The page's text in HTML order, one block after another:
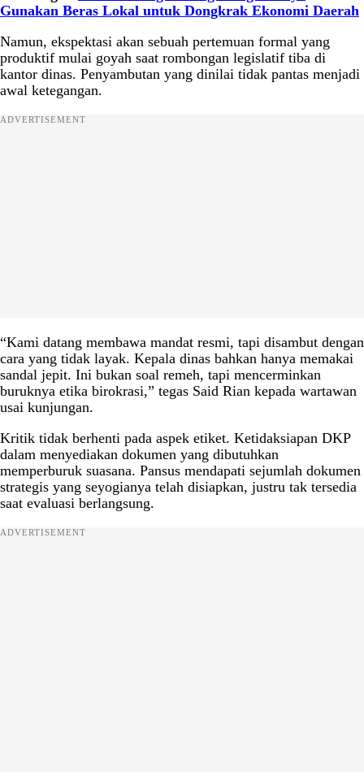
Gunakan Beras Lokal untuk Dongkrak Ekonomi Daerah
Namun, ekspektasi akan sebuah pertemuan formal yang
produktif mulai goyah saat rombongan legislatif tiba di
kantor dinas. Penyambutan yang dinilai tidak pantas menjadi
awal ketegangan.
ADVERTISEMENT
“Kami datang membawa mandat resmi, tapi disambut dengan
cara yang tidak layak. Kepala dinas bahkan hanya memakai
sandal jepit. Ini bukan soal remeh, tapi mencerminkan
buruknya etika birokrasi,” tegas Said Rian kepada wartawan
usai kunjungan.
Kritik tidak berhenti pada aspek etiket. Ketidaksiapan DKP
dalam menyediakan dokumen yang dibutuhkan
memperburuk suasana. Pansus mendapati sejumlah dokumen
strategis yang seyogianya telah disiapkan, justru tak tersedia
saat evaluasi berlangsung.
ADVERTISEMENT